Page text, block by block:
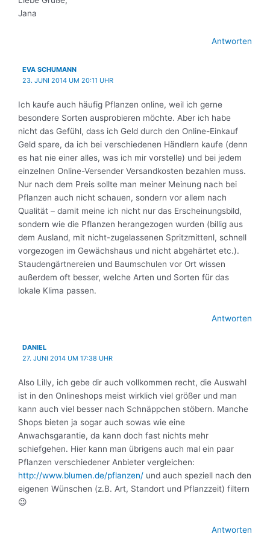
Jana
Antworten
EVA SCHUMANN
23. JUNI 2014 UM 20:11 UHR
Ich kaufe auch häufig Pflanzen online, weil ich gerne
besondere Sorten ausprobieren möchte. Aber ich habe
nicht das Gefühl, dass ich Geld durch den Online-Einkauf
Geld spare, da ich bei verschiedenen Händlern kaufe (denn
es hat nie einer alles, was ich mir vorstelle) und bei jedem
einzelnen Online-Versender Versandkosten bezahlen muss.
Nur nach dem Preis sollte man meiner Meinung nach bei
Pflanzen auch nicht schauen, sondern vor allem nach
Qualität – damit meine ich nicht nur das Erscheinungsbild,
sondern wie die Pflanzen herangezogen wurden (billig aus
dem Ausland, mit nicht-zugelassenen Spritzmittenl, schnell
vorgezogen im Gewächshaus und nicht abgehärtet etc.).
Staudengärtnereien und Baumschulen vor Ort wissen
außerdem oft besser, welche Arten und Sorten für das
lokale Klima passen.
Antworten
DANIEL
27. JUNI 2014 UM 17:38 UHR
Also Lilly, ich gebe dir auch vollkommen recht, die Auswahl
ist in den Onlineshops meist wirklich viel größer und man
kann auch viel besser nach Schnäppchen stöbern. Manche
Shops bieten ja sogar auch sowas wie eine
Anwachsgarantie, da kann doch fast nichts mehr
schiefgehen. Hier kann man übrigens auch mal ein paar
Pflanzen verschiedener Anbieter vergleichen:
http://www.blumen.de/pflanzen/ und auch speziell nach den
eigenen Wünschen (z.B. Art, Standort und Pflanzzeit) filtern
😉
Antworten